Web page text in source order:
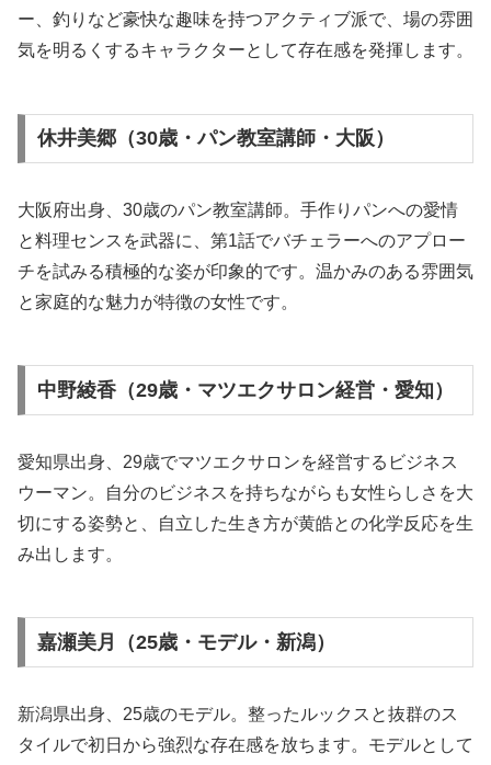
ー、釣りなど豪快な趣味を持つアクティブ派で、場の雰囲
気を明るくするキャラクターとして存在感を発揮します。
休井美郷（30歳・パン教室講師・大阪）
大阪府出身、30歳のパン教室講師。手作りパンへの愛情
と料理センスを武器に、第1話でバチェラーへのアプロー
チを試みる積極的な姿が印象的です。温かみのある雰囲気
と家庭的な魅力が特徴の女性です。
中野綾香（29歳・マツエクサロン経営・愛知）
愛知県出身、29歳でマツエクサロンを経営するビジネス
ウーマン。自分のビジネスを持ちながらも女性らしさを大
切にする姿勢と、自立した生き方が黄皓との化学反応を生
み出します。
嘉瀬美月（25歳・モデル・新潟）
新潟県出身、25歳のモデル。整ったルックスと抜群のス
タイルで初日から強烈な存在感を放ちます。モデルとして